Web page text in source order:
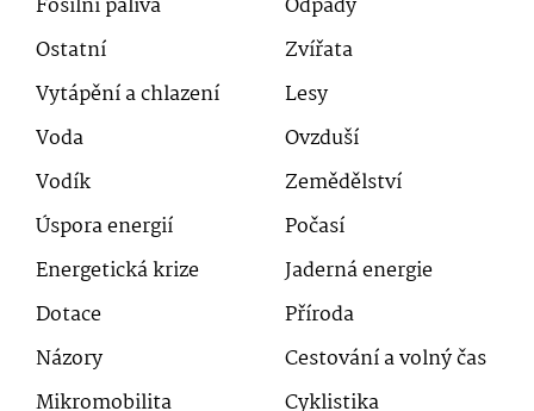
Fosilní paliva
Odpady
Ostatní
Zvířata
Vytápění a chlazení
Lesy
Voda
Ovzduší
Vodík
Zemědělství
Úspora energií
Počasí
Energetická krize
Jaderná energie
Dotace
Příroda
Názory
Cestování a volný čas
Mikromobilita
Cyklistika